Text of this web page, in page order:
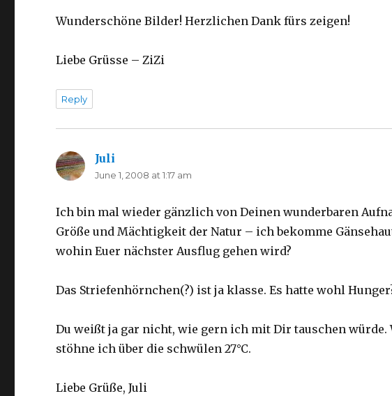
Wunderschöne Bilder! Herzlichen Dank fürs zeigen!
Liebe Grüsse – ZiZi
Reply
Juli
June 1, 2008 at 1:17 am
Ich bin mal wieder gänzlich von Deinen wunderbaren
Größe und Mächtigkeit der Natur – ich bekomme
wohin Euer nächster Ausflug gehen wird?
Das Striefenhörnchen(?) ist ja klasse. Es hatte wohl
Du weißt ja gar nicht, wie gern ich mit Dir tauschen
stöhne ich über die schwülen 27°C.
Liebe Grüße, Juli